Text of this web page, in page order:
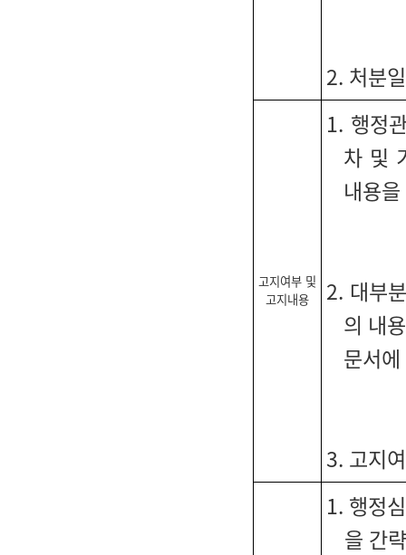
2. 처분
고지여부 및
고지내용
1. 행정
차 및
내용
2. 대부
의 내
문서
3. 고지
1. 행정
을 간